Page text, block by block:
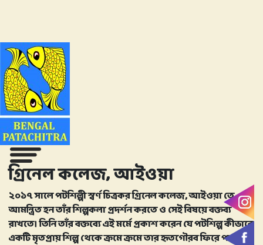
গ্রিনেল কলেজ, আইওয়া
২০১৭ সালে পটশিল্পী স্বর্ণ চিত্রকর গ্রিনেল কলেজ, আইওয়া তে
আমন্ত্রিত হন তাঁর শিল্পকলা প্রদর্শন করতে ও সেই বিষয়ে বক্তব্য
রাখতে। তিনি তাঁর বক্তব্যে এই মর্মে প্রকাশ করেন যে পটশিল্প কীভাবে
একটি মৃতপ্রায় শিল্প থেকে ক্রমে ক্রমে তার হৃতগৌরব ফিরে পাচ্ছে